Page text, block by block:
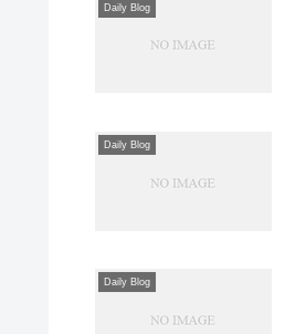
Daily Blog
Daily Blog
Daily Blog